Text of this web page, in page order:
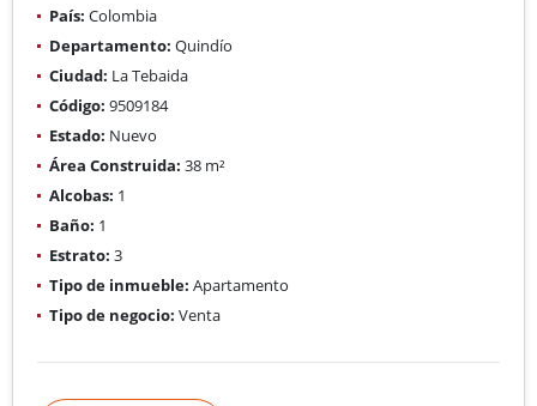
País: Colombia
Departamento: Quindío
Ciudad: La Tebaida
Código: 9509184
Estado: Nuevo
Área Construida: 38 m²
Alcobas: 1
Baño: 1
Estrato: 3
Tipo de inmueble: Apartamento
Tipo de negocio: Venta